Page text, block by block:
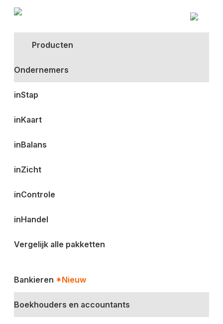
Producten
Ondernemers
inStap
inKaart
inBalans
inZicht
inControle
inHandel
Vergelijk alle pakketten
Bankieren *Nieuw
Boekhouders en accountants